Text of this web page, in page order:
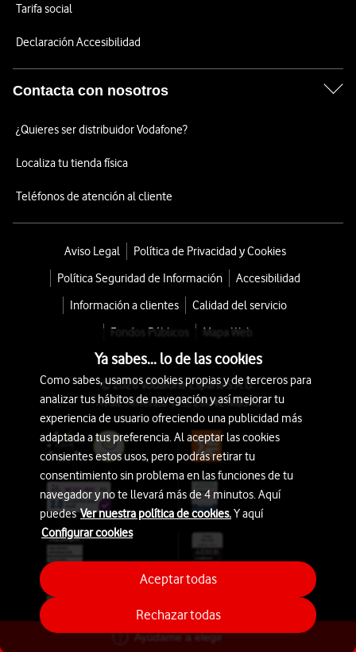
Ayúdame a elegir
Tarifa social
Declaración Accesibilidad
Contacta con nosotros
¿Quieres ser distribuidor Vodafone?
Localiza tu tienda física
Teléfonos de atención al cliente
Aviso Legal
Política de Privacidad y Cookies
Política Seguridad de Información
Accesibilidad
Información a clientes
Calidad del servicio
Fondos Públicos
Mapa Web
© 2026 Vodafone España S.A.U.
Avda. América 115, 28042 Madrid
Ya sabes... lo de las cookies
Como sabes, usamos cookies propias y de terceros para
analizar tus hábitos de navegación y así mejorar tu
experiencia de usuario ofreciendo una publicidad más
adaptada a tus preferencia. Al aceptar las cookies
consientes estos usos, pero podrás retirar tu
consentimiento sin problema en las funciones de tu
navegador y no te llevará más de 4 minutos. Aquí
puedesVer nuestra política de cookies.Y aquí
Configurar cookies
Rechazar todas
Aceptar todas